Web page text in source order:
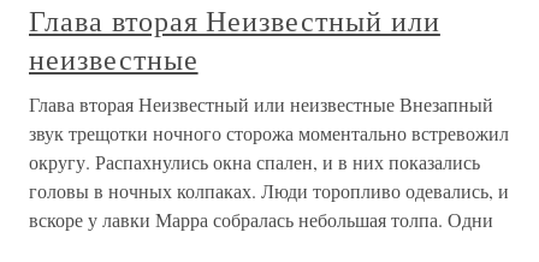
Глава вторая Неизвестный или
неизвестные
Глава вторая Неизвестный или неизвестные Внезапный
звук трещотки ночного сторожа моментально встревожил
округу. Распахнулись окна спален, и в них показались
головы в ночных колпаках. Люди торопливо одевались, и
вскоре у лавки Марра собралась небольшая толпа. Одни